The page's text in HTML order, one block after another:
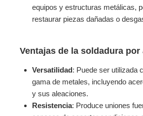
equipos y estructuras metálicas,
restaurar piezas dañadas o
Ventajas de la soldadura
Versatilidad: Puede ser utilizada
gama de metales, incluyendo
y sus aleaciones.
Resistencia: Produce uniones